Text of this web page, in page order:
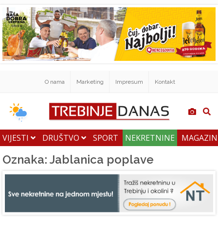
O nama Marketing Impresum Kontakt
VIJESTI DRUŠTVO SPORT NEKRETNINE
Oznaka: Jablanica poplave